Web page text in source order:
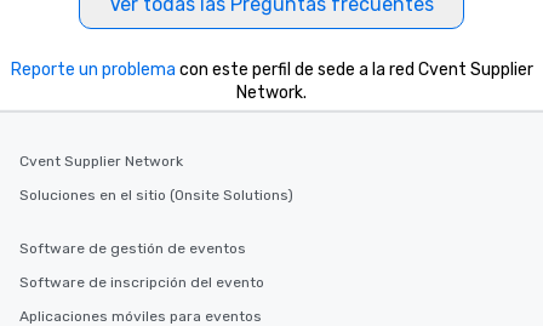
Reporte un problema con este perfil de sede a la red Cvent Supplier
Network.
Cvent Supplier Network
Soluciones en el sitio (Onsite Solutions)
Software de gestión de eventos
Software de inscripción del evento
Aplicaciones móviles para eventos